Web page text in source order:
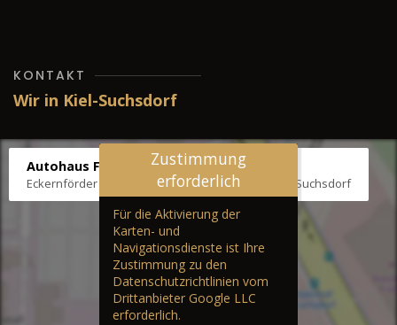
KONTAKT
Wir in Kiel-Suchsdorf
Autohaus Fräter
Eckernförder Str. /Klausbrooker Weg 1, 24107 Kiel-Suchsdorf
Zustimmung
erforderlich
Für die Aktivierung der
Karten- und
Navigationsdienste ist Ihre
Zustimmung zu den
Datenschutzrichtlinien vom
Drittanbieter Google LLC
erforderlich.